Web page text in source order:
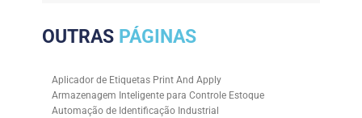
OUTRAS PÁGINAS
Aplicador de Etiquetas Print And Apply
Armazenagem Inteligente para Controle Estoque
Automação de Identificação Industrial